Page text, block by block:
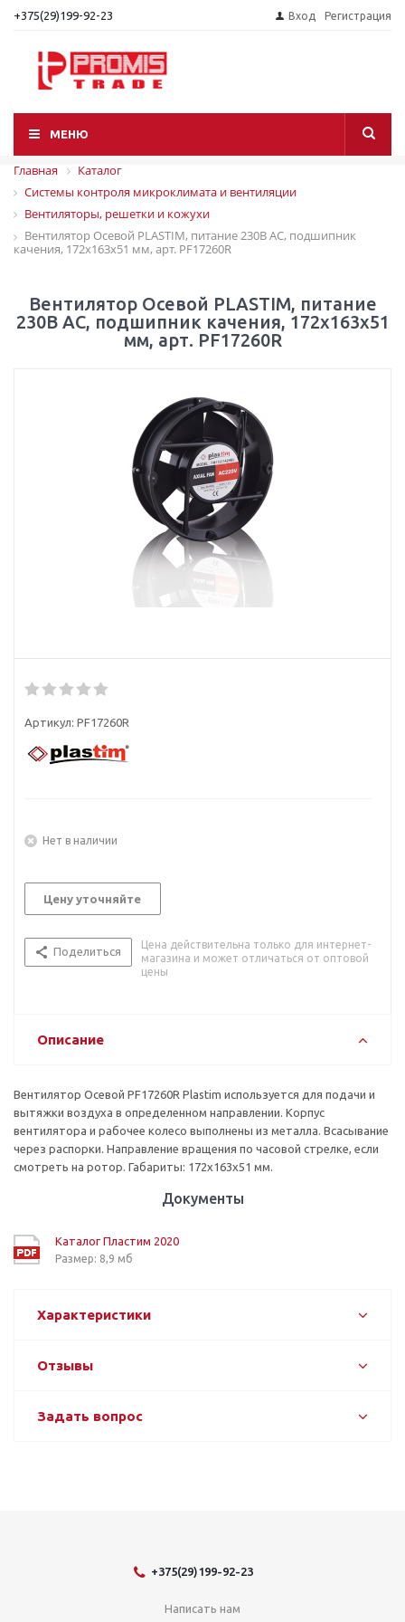
+375(29)199-92-23 Вход Регистрация
МЕНЮ
Главная
Каталог
Системы контроля микроклимата и вентиляции
Вентиляторы, решетки и кожухи
Вентилятор Осевой PLASTIM, питание 230В АС, подшипник
качения, 172x163x51 мм, арт. PF17260R
Вентилятор Осевой PLASTIM, питание
230В АС, подшипник качения, 172x163x51
мм, арт. PF17260R
Артикул: PF17260R
Нет в наличии
Цену уточняйте
Поделиться
Цена действительна только для интернет-
магазина и может отличаться от оптовой
цены
Описание
Вентилятор Осевой PF17260R Plastim используется для подачи и
вытяжки воздуха в определенном направлении. Корпус
вентилятора и рабочее колесо выполнены из металла. Всасывание
через распорки. Направление вращения по часовой стрелке, если
смотреть на ротор. Габариты: 172х163х51 мм.
Документы
Каталог Пластим 2020
Размер: 8,9 мб
Характеристики
Отзывы
Задать вопрос
+375(29)199-92-23
Написать нам